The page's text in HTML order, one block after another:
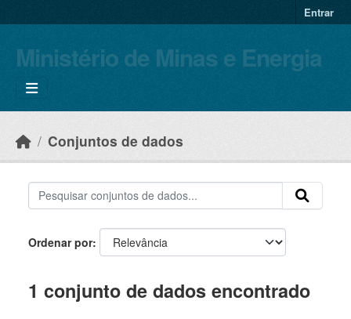
Entrar
Ministério de Minas e Energia
Conjuntos de dados
Ordenar por
1 conjunto de dados encontrado